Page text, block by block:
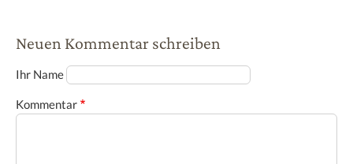
Neuen Kommentar schreiben
Ihr Name
Kommentar